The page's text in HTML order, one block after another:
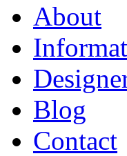
About
Blog
Contact